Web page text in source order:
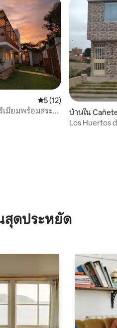
คะแนนเฉลี่ย 5 จาก 5, 12
5 (12)
เมียมพร้อมสระ
บ้านใน
Los Huertos
สุดประหยัด